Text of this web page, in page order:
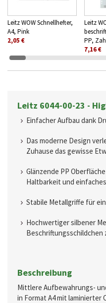
Leitz WOW Schnellhefter,
A4, Pink
2,05 €
Leitz
PP,
7,16 €
Leitz 6044-00-23 -
Einfacher Aufbau dank
Das moderne Design
Zuhause das gewisse
Glänzende PP
Haltbarkeit und
Stabile Metallgriffe für
Hochwertiger silbener
Beschriftungsschildchen
Beschreibung
Mittlere Aufbewahrungs-
in Format A4 mit laminierter